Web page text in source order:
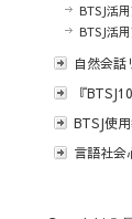
BTSJ活
BTSJ活
自然会話
『
BTSJ使
言語社会